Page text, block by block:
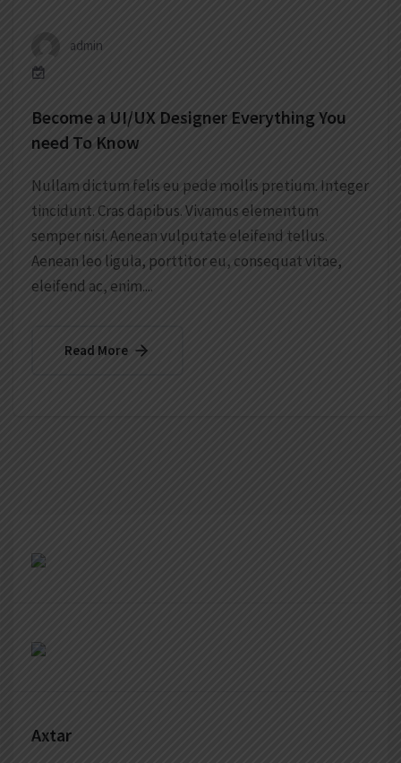
admin
Become a UI/UX Designer Everything You
need To Know
Nullam dictum felis eu pede mollis pretium. Integer
tincidunt. Cras dapibus. Vivamus elementum
semper nisi. Aenean vulputate eleifend tellus.
Aenean leo ligula, porttitor eu, consequat vitae,
eleifend ac, enim....
Read More
Axtar